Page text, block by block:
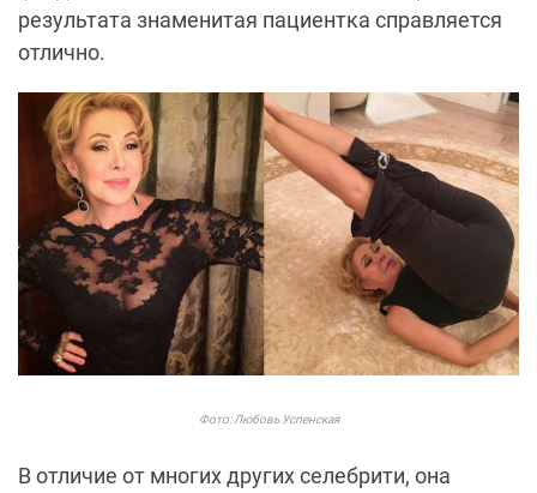
результата знаменитая пациентка справляется
отлично.
Фото: Любовь Успенская
В отличие от многих других селебрити, она